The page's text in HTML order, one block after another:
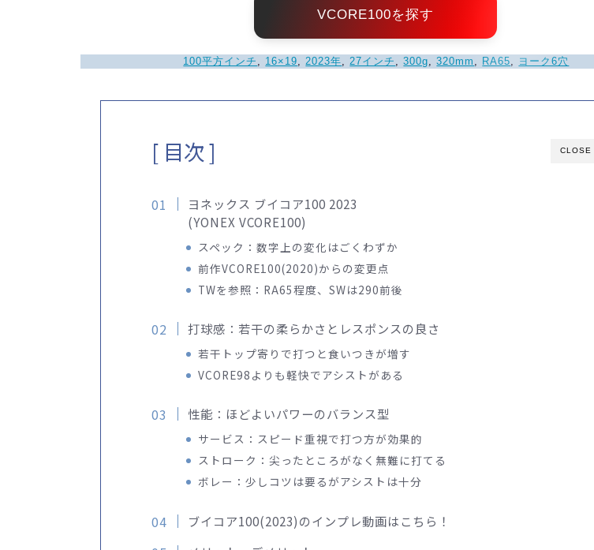
VCORE100を探す
100平方インチ 16×19 2023年 27インチ , 300g , 320mm RA65 ヨーク6穴
CLOSE
[ 目次 ]
ヨネックス ブイコア100 2023
(YONEX VCORE100)
スペック：数字上の変化はごくわずか
前作VCORE100(2020)からの変更点
TWを参照：RA65程度、SWは290前後
打球感：若干の柔らかさとレスポンスの良さ
若干トップ寄りで打つと食いつきが増す
VCORE98よりも軽快でアシストがある
性能：ほどよいパワーのバランス型
サービス：スピード重視で打つ方が効果的
ストローク：尖ったところがなく無難に打てる
ボレー：少しコツは要るがアシストは十分
ブイコア100(2023)のインプレ動画はこちら！